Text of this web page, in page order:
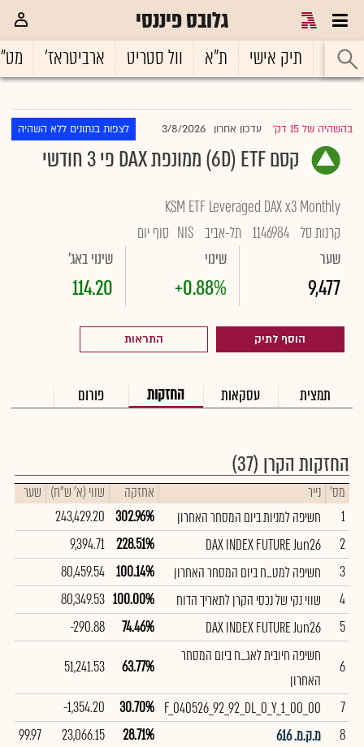
גלובס פיננסי
ראשי תיק אישי ת"א וול סטריט ארביטראז'
בהשהיה של 15 דק' |עדכון אחרון 3/8/2026 לצפות בנתונים ללא השהיה
קסם 6D) ETF) ממונפת DAX פי 3 חודשי
KSM ETF Leveraged DAX x3 Monthly
קרנות סל 1146984 תל-אביב NIS סוף יום
שער
9,477
שינוי
+0.88%
שינוי באג'
114.20
הוסף לתיק התראות
תמצית עסקאות החזקות פורום
החזקות הקרן (37)
מס' נייר אחזקה שווי (א' ש"ח) שער
1
חשיפה למניות ביום המסחר האחרון 302.96%
243,429.20
2
DAX INDEX FUTURE Jun26
228.51%
9,394.71
3
חשיפה למט_ח ביום המסחר האחרון 100.14%
80,459.54
4
שווי נקי של נכסי הקרן לתאריך הדוח 100.00%
80,349.53
5
DAX INDEX FUTURE Jun26
74.46%
-290.88
6
חשיפה חיובית לאג_ח ביום המסחר
האחרון
63.77%
51,241.53
7
F_040526_92_92_DL_0_Y_1_00_00
30.70%
-1,354.20
8
מ.ק.מ. 616 28.71%
23,066.15
99.97